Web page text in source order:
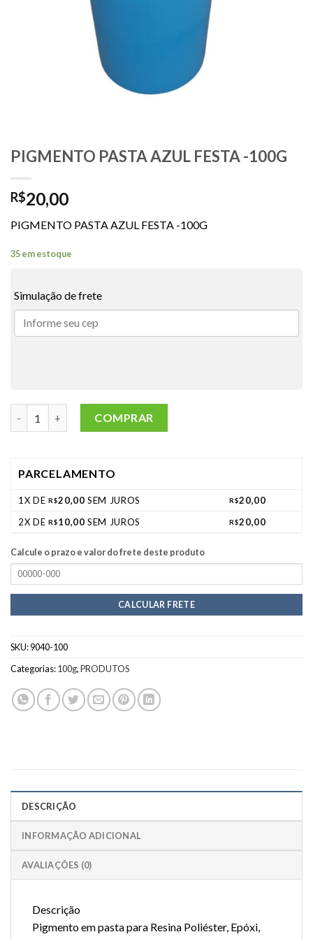
PIGMENTO PASTA AZUL FESTA -100G
R$20,00
PIGMENTO PASTA AZUL FESTA -100G
35 em estoque
Simulação de frete
COMPRAR
PARCELAMENTO
1X DE R$20,00 SEM JUROS R$20,00
2X DE R$10,00 SEM JUROS R$20,00
Calcule o prazo e valor do frete deste produto
SKU:9040-100
Categorias:100g,PRODUTOS
DESCRIÇÃO
INFORMAÇÃO ADICIONAL
AVALIAÇÕES (0)
Descrição
Pigmento em pasta para Resina Poliéster, Epóxi,